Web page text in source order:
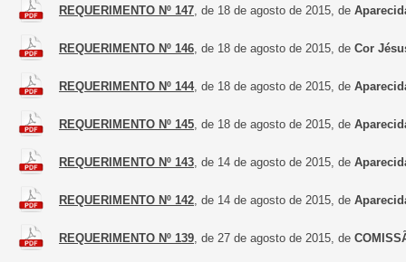
REQUERIMENTO Nº 147, de 18 de agosto de 2015, de
REQUERIMENTO Nº 146, de 18 de agosto de 2015, de Cor
REQUERIMENTO Nº 144, de 18 de agosto de 2015, de
REQUERIMENTO Nº 145, de 18 de agosto de 2015, de
REQUERIMENTO Nº 143, de 14 de agosto de 2015, de
REQUERIMENTO Nº 142, de 14 de agosto de 2015, de
REQUERIMENTO Nº 139, de 27 de agosto de 2015, de